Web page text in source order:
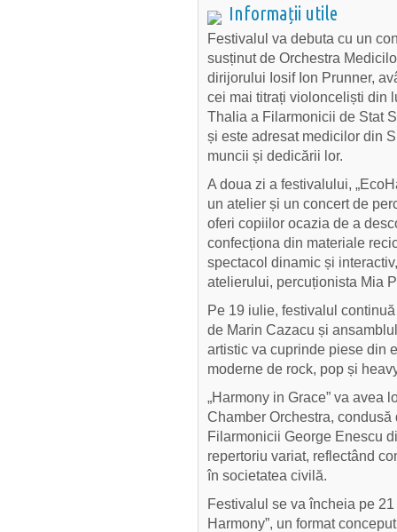
Informații utile
Festivalul va debuta cu un
susținut de Orchestra
dirijorului Iosif Ion Prunner,
cei mai titrați violonceliști din
Thalia a Filarmonicii de Stat
și este adresat medicilor din
muncii și dedicării lor.
A doua zi a festivalului,
un atelier și un concert de
oferi copiilor ocazia de a
confecționa din materiale
spectacol dinamic și
atelierului, percuționista Mia
Pe 19 iulie, festivalul
de Marin Cazacu și
artistic va cuprinde piese din
moderne de rock, pop și
„Harmony in Grace” va avea
Chamber Orchestra,
Filarmonicii George Enescu
repertoriu variat, reflectând
în societatea civilă.
Festivalul se va încheia pe
Harmony”, un format